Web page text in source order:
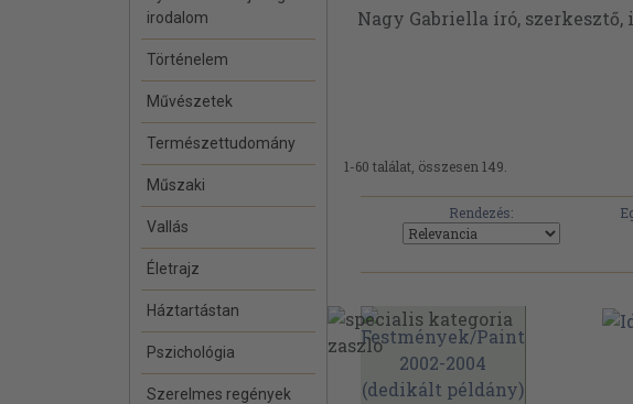
irodalom
Történelem
Művészetek
Természettudomány
Műszaki
Vallás
Életrajz
Háztartástan
Pszichológia
Szerelmes regények
Nagy Gabriella író,
1-60 találat, összesen 149.
Rendezés: